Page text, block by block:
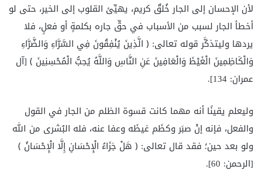
لأن الإحسان إلى الجار خُلقٌ كريم، يهيِّئ القلوب إلى الخير، حتى لو
أخطأ الجار لسبب من الأسباب في حقِّ جاره بكلمةٍ أو فعلٍ، فلا
يردها وليتذكَّر قوله تعالى: ﴿ الَّذِينَ يُنْفِقُونَ فِي السَّرَّاءِ وَالضَّرَّاءِ
وَالْكَاظِمِينَ الْغَيْظَ وَالْعَافِينَ عَنِ النَّاسِ وَاللَّهُ يُحِبُّ الْمُحْسِنِينَ ﴾ [آل
عمران: 134].
وليعلم يقينًا أنه مهما كانت قسوة الظلم من الجار في القول
والفعل، فإنه إنْ صبَر وكظَم غيظَه وعفا عنه، فله البُشرى من الله
ولو بعد حين؛ فقد قال تعالى: ﴿ هَلْ جَزَاءُ الْإِحْسَانِ إِلَّا الْإِحْسَانُ ﴾
[الرحمن: 60].